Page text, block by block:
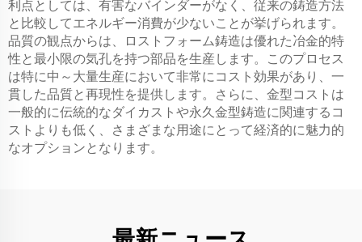
利点としては、有害なバインダーがなく、従来の鋳造方法
と比較してエネルギー消費が少ないことが挙げられます。
品質の観点からは、ロストフォーム鋳造は優れた冶金的特
性と最小限の気孔を持つ部品を生産します。このプロセス
は特に中～大量生産において非常にコスト効果があり、一
貫した品質と再現性を提供します。さらに、金型コストは
一般的に伝統的なダイカストや永久金型鋳造に関連するコ
ストよりも低く、さまざまな用途にとって経済的に魅力的
なオプションとなります。